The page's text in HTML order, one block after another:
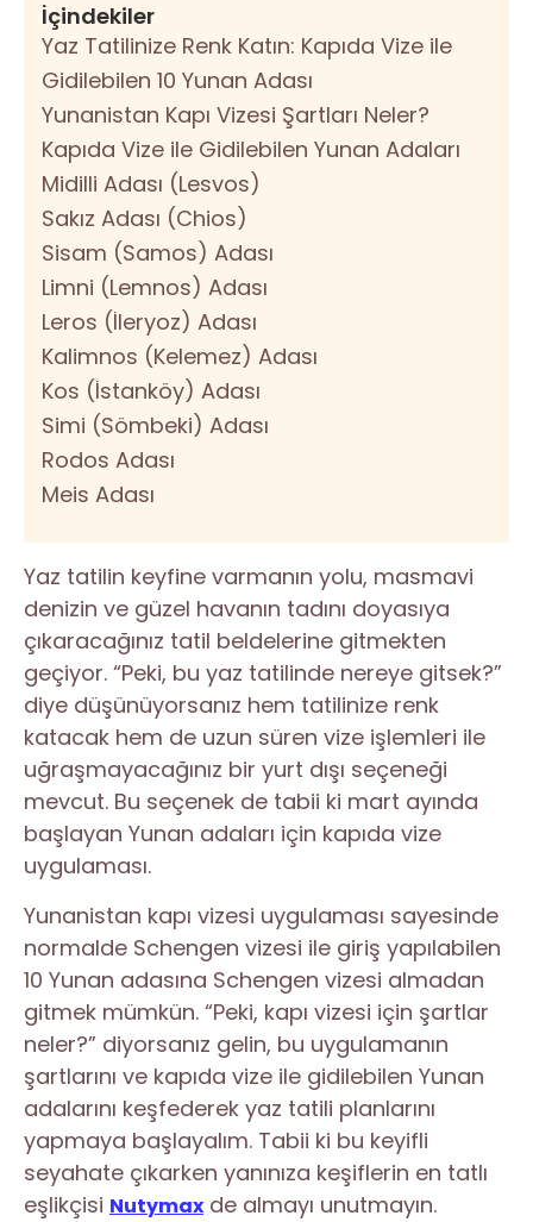
İçindekiler
Yaz Tatilinize Renk Katın: Kapıda Vize ile
Gidilebilen 10 Yunan Adası
Yunanistan Kapı Vizesi Şartları Neler?
Kapıda Vize ile Gidilebilen Yunan Adaları
Midilli Adası (Lesvos)
Sakız Adası (Chios)
Sisam (Samos) Adası
Limni (Lemnos) Adası
Leros (İleryoz) Adası
Kalimnos (Kelemez) Adası
Kos (İstanköy) Adası
Simi (Sömbeki) Adası
Rodos Adası
Meis Adası
Yaz tatilin keyfine varmanın yolu, masmavi
denizin ve güzel havanın tadını doyasıya
çıkaracağınız tatil beldelerine gitmekten
geçiyor. “Peki, bu yaz tatilinde nereye gitsek?”
diye düşünüyorsanız hem tatilinize renk
katacak hem de uzun süren vize işlemleri ile
uğraşmayacağınız bir yurt dışı seçeneği
mevcut. Bu seçenek de tabii ki mart ayında
başlayan Yunan adaları için kapıda vize
uygulaması.
Yunanistan kapı vizesi uygulaması sayesinde
normalde Schengen vizesi ile giriş yapılabilen
10 Yunan adasına Schengen vizesi almadan
gitmek mümkün. “Peki, kapı vizesi için şartlar
neler?” diyorsanız gelin, bu uygulamanın
şartlarını ve kapıda vize ile gidilebilen Yunan
adalarını keşfederek yaz tatili planlarını
yapmaya başlayalım. Tabii ki bu keyifli
seyahate çıkarken yanınıza keşiflerin en tatlı
eşlikçisi Nutymax de almayı unutmayın.